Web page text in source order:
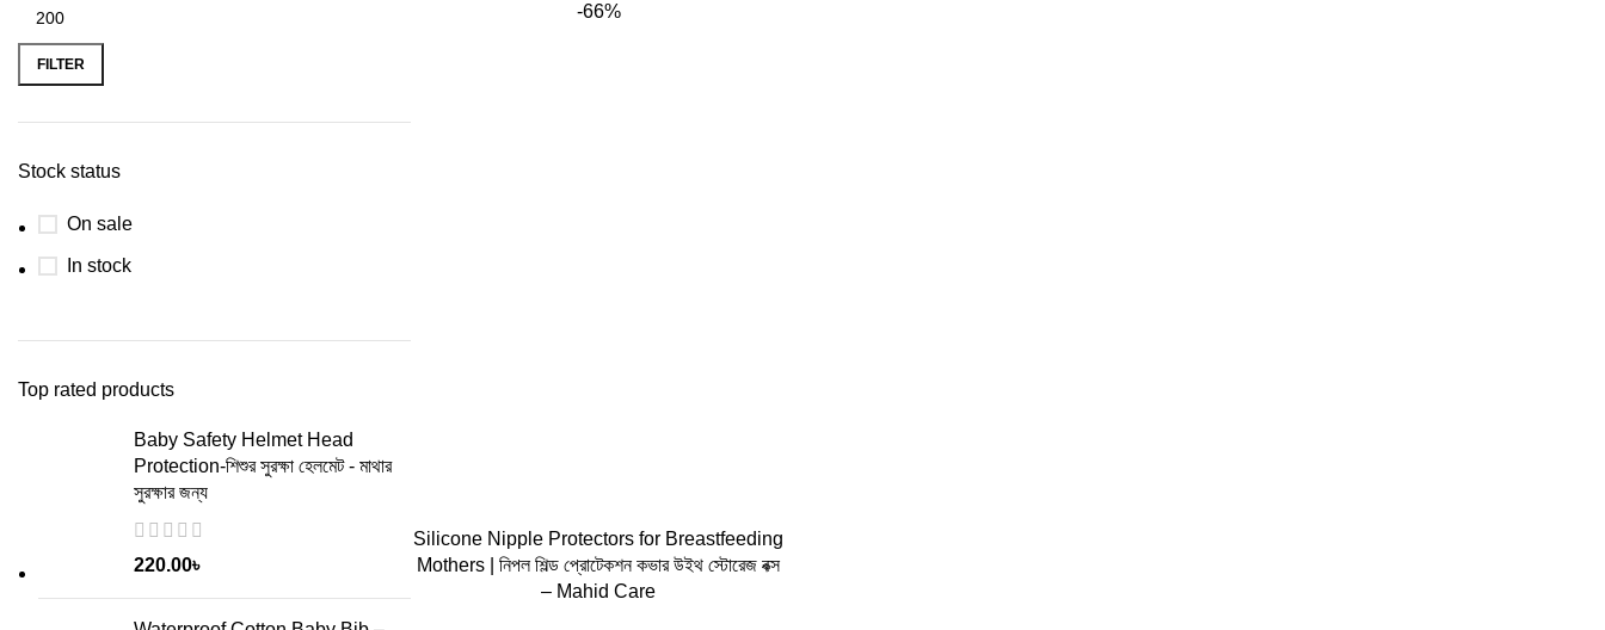
FILTER
Stock status
On sale
In stock
Top rated products
Baby Safety Helmet Head
Protection-শিশুর সুরক্ষা হেলমেট - মাথার
সুরক্ষার জন্য
220.00৳
-66%
Silicone Nipple Protectors for Breastfeeding
Mothers | নিপল শিল্ড প্রোটেকশন কভার উইথ স্টোরেজ বক্স
– Mahid Care